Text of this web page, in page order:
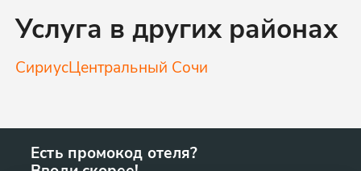
Услуга в других районах
СириусЦентральный Сочи
Есть промокод отеля?